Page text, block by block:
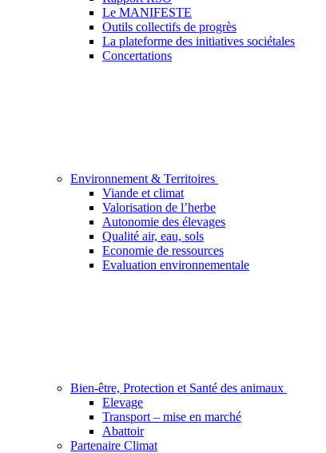
Le MANIFESTE
Outils collectifs de progrès
La plateforme des initiatives sociétales
Concertations
Environnement & Territoires
Viande et climat
Valorisation de l’herbe
Autonomie des élevages
Qualité air, eau, sols
Economie de ressources
Evaluation environnementale
Bien-être, Protection et Santé des animaux
Elevage
Transport – mise en marché
Abattoir
Partenaire Climat